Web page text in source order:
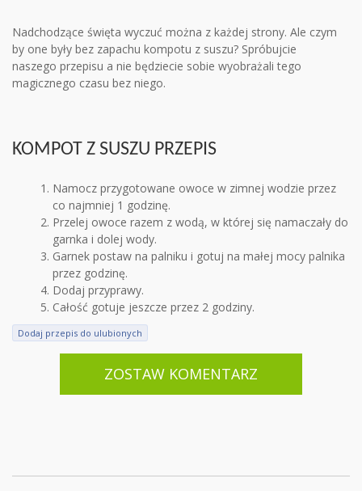
Nadchodzące święta wyczuć można z każdej strony. Ale czym
by one były bez zapachu kompotu z suszu? Spróbujcie
naszego przepisu a nie będziecie sobie wyobrażali tego
magicznego czasu bez niego.
KOMPOT Z SUSZU PRZEPIS
Namocz przygotowane owoce w zimnej wodzie przez
co najmniej 1 godzinę.
Przelej owoce razem z wodą, w której się namaczały do
garnka i dolej wody.
Garnek postaw na palniku i gotuj na małej mocy palnika
przez godzinę.
Dodaj przyprawy.
Całość gotuje jeszcze przez 2 godziny.
Dodaj przepis do ulubionych
ZOSTAW KOMENTARZ